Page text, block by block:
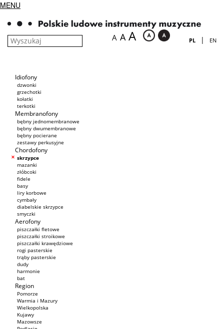
MENU
A A A PL | EN
Idiofony
dzwonki
grzechotki
kołatki
terkotki
Membranofony
bębny jednomembranowe
bębny dwumembranowe
bębny pocierane
zestawy perkusyjne
Chordofony
skrzypce
mazanki
złóbcoki
fidele
basy
liry korbowe
cymbały
diabelskie skrzypce
smyczki
Aerofony
piszczałki fletowe
piszczałki stroikowe
piszczałki krawędziowe
rogi pasterskie
trąby pasterskie
dudy
harmonie
bat
Region
Pomorze
Warmia i Mazury
Wielkopolska
Kujawy
Mazowsze